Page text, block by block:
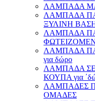
ΛΑΜΠΑΔΑ
ΛΑΜΠΑΔΑ
ΞΥΛΙΝΗ ΒΑΣΗ
ΛΑΜΠΑΔΑ
ΛΑΜΠΑΔΑ
για δώρο
ΛΑΜΠΑΔΑ
ΚΟΥΠΑ για
ΛΑΜΠΑΔΕΣ
ΟΜΑΔΕΣ